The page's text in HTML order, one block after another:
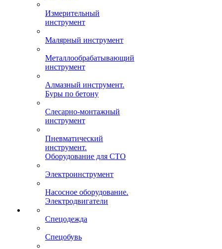
Измерительный
инструмент
Малярный инструмент
Металлообрабатывающий
инструмент
Алмазный инструмент.
Буры по бетону
Слесарно-монтажный
инструмент
Пневматический
инструмент.
Оборудование для СТО
Электроинструмент
Насосное оборудование.
Электродвигатели
Спецодежда
Спецобувь